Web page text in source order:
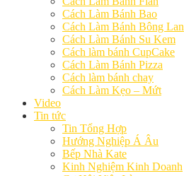
Cách Làm Bánh Bao
Cách Làm Bánh Bông Lan
Cách Làm Bánh Su Kem
Cách làm bánh CupCake
Cách Làm Bánh Pizza
Cách làm bánh chay
Cách Làm Kẹo – Mứt
Video
Tin tức
Tin Tổng Hợp
Hướng Nghiệp Á Âu
Bếp Nhà Kate
Kinh Nghiệm Kinh Doanh